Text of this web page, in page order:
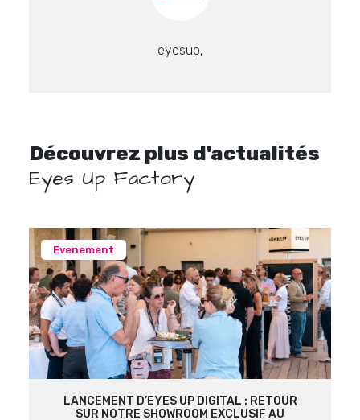
eyesup,
Découvrez plus d'actualités
Eyes Up Factory
Evenement
LANCEMENT D’EYES UP DIGITAL : RETOUR
SUR NOTRE SHOWROOM EXCLUSIF AU